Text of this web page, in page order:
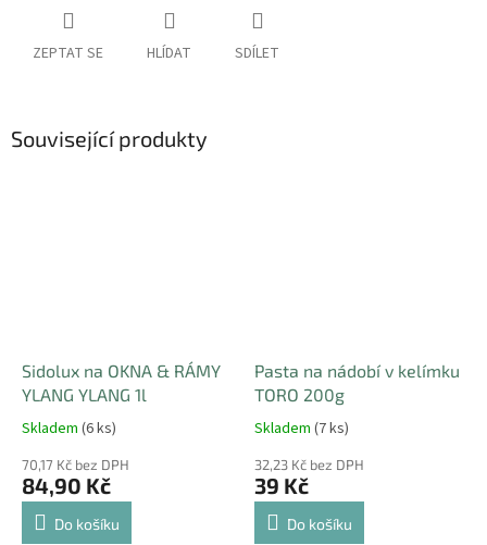
ZEPTAT SE HLÍDAT SDÍLET
Související produkty
Sidolux na OKNA & RÁMY
YLANG YLANG 1l
Skladem (6 ks)
70,17 Kč bez DPH
84,90 Kč
Do košíku
Pasta na nádobí v kelímku
TORO 200g
Skladem (7 ks)
32,23 Kč bez DPH
39 Kč
Do košíku